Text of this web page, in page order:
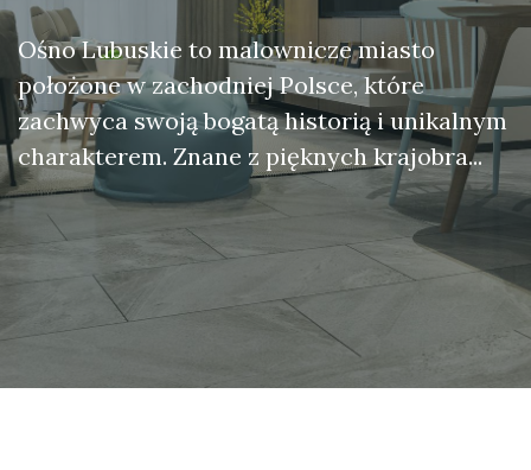
Ośno Lubuskie to malownicze miasto
położone w zachodniej Polsce, które
zachwyca swoją bogatą historią i unikalnym
charakterem. Znane z pięknych krajobra...